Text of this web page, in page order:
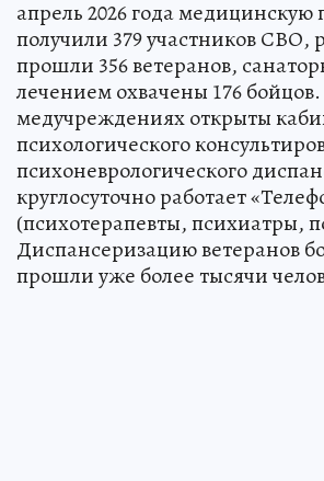
апрель 2026 года
получили 379 участников СВО,
прошли 356 ветеранов,
лечением охвачены 176 бойцов.
медучреждениях открыты
психологического
психоневрологического
круглосуточно работает
(психотерапевты, психиатры,
Диспансеризацию ветеранов
прошли уже более тысячи